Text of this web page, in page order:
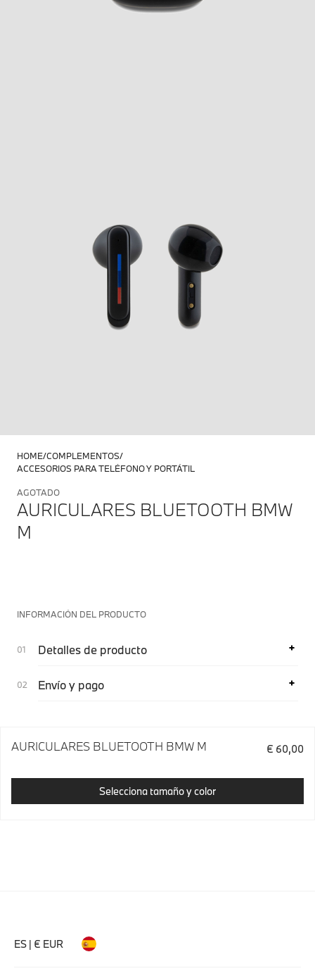
HOME COMPLEMENTOS
ACCESORIOS PARA TELÉFONO Y PORTÁTIL
AGOTADO
AURICULARES BLUETOOTH BMW
M
INFORMACIÓN DEL PRODUCTO
Detalles de producto
Envío y pago
AURICULARES BLUETOOTH BMW M € 60,00
Selecciona tamaño y color
ES | € EUR